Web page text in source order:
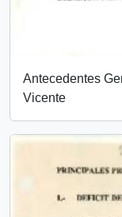
Antecedentes
Vicente